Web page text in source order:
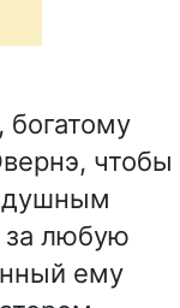
чтобы
за любую
ему